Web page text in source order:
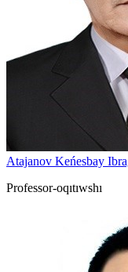
Atajanov Keńesbay
Professor-oqıtıwshı